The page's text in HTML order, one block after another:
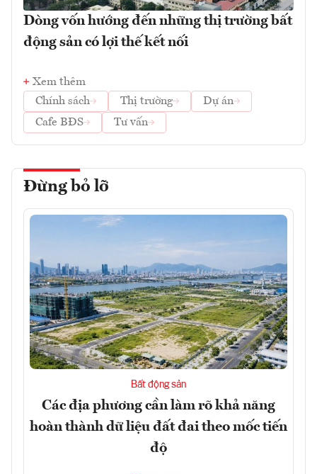
Dòng vốn hướng đến những thị trường bất
động sản có lợi thế kết nối
Xem thêm
Chính sách
Thị trường
Dự án
Cafe BĐS
Tư vấn
Đừng bỏ lỡ
Bất động sản
Các địa phương cần làm rõ khả năng
hoàn thành dữ liệu đất đai theo mốc tiến
độ